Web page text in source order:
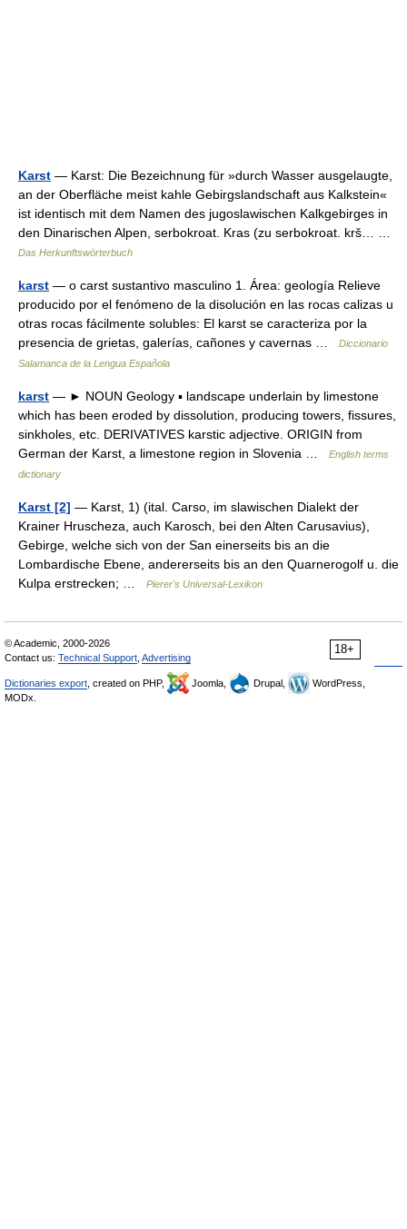
Karst — Karst: Die Bezeichnung für »durch Wasser ausgelaugte,
an der Oberfläche meist kahle Gebirgslandschaft aus Kalkstein«
ist identisch mit dem Namen des jugoslawischen Kalkgebirges in
den Dinarischen Alpen, serbokroat. Kras (zu serbokroat. krš… …
Das Herkunftswörterbuch
karst — o carst sustantivo masculino 1. Área: geología Relieve
producido por el fenómeno de la disolución en las rocas calizas u
otras rocas fácilmente solubles: El karst se caracteriza por la
presencia de grietas, galerías, cañones y cavernas …
Diccionario
Salamanca de la Lengua Española
karst — ► NOUN Geology ▪ landscape underlain by limestone
which has been eroded by dissolution, producing towers, fissures,
sinkholes, etc. DERIVATIVES karstic adjective. ORIGIN from
German der Karst, a limestone region in Slovenia …
English terms
dictionary
Karst [2] — Karst, 1) (ital. Carso, im slawischen Dialekt der
Krainer Hruscheza, auch Karosch, bei den Alten Carusavius),
Gebirge, welche sich von der San einerseits bis an die
Lombardische Ebene, andererseits bis an den Quarnerogolf u. die
Kulpa erstrecken; …
Pierer's Universal-Lexikon
18+
© Academic, 2000-2026
Contact us: Technical Support Advertising
Dictionaries export , created on PHP, Joomla, Drupal,
WordPress,
MODx.